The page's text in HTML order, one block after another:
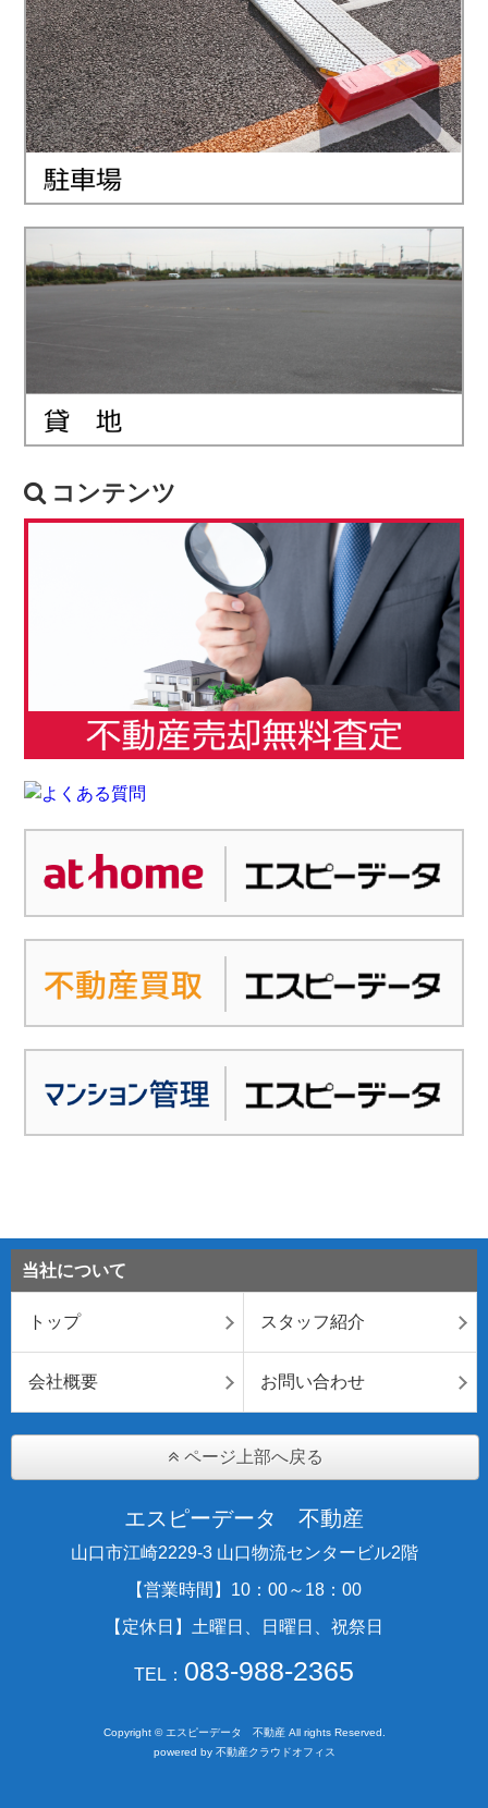
コンテンツ
当社について
トップ スタッフ紹介
会社概要 お問い合わせ
ページ上部へ戻る
エスピーデータ 不動産
山口市江崎2229-3 山口物流センタービル2階
【営業時間】10：00～18：00
【定休日】土曜日、日曜日、祝祭日
TEL： 083-988-2365
Copyright © エスピーデータ 不動産 All rights Reserved.
powered by 不動産クラウドオフィス